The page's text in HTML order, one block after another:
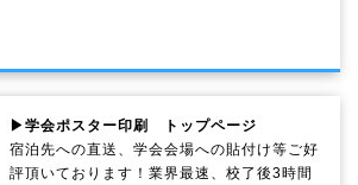
▶学会ポスター印刷 トップページ
宿泊先への直送、学会会場への貼付け等ご好
評頂いております！業界最速、校了後3時間